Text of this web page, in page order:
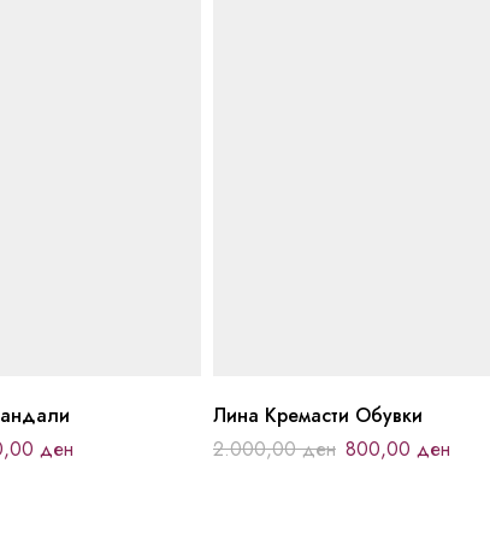
ден
Лина Кремасти Обувки
2.000,00ден 800,00 ден